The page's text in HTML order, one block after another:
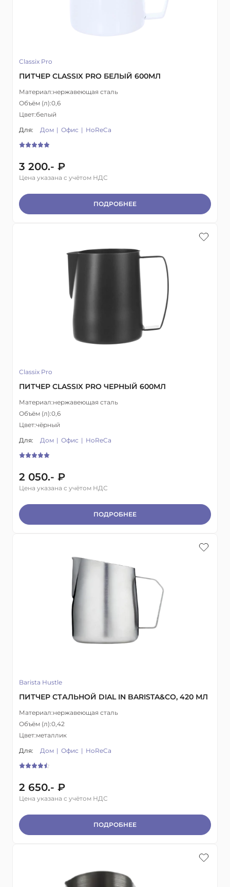
Classix Pro
ПИТЧЕР CLASSIX PRO БЕЛЫЙ 600МЛ
Материал:нержавеющая сталь
Объём (л):0,6
Цвет:белый
Для:
Дом Офис HoReCa
3 200.- ₽
Цена указана с учётом НДС
ПОДРОБНЕЕ
Classix Pro
ПИТЧЕР CLASSIX PRO ЧЕРНЫЙ 600МЛ
Материал:нержавеющая сталь
Объём (л):0,6
Цвет:чёрный
Для:
Дом Офис HoReCa
2 050.- ₽
Цена указана с учётом НДС
ПОДРОБНЕЕ
Barista Hustle
ПИТЧЕР СТАЛЬНОЙ DIAL IN BARISTA&CO, 420 МЛ
Материал:нержавеющая сталь
Объём (л):0,42
Цвет:металлик
Для:
Дом Офис HoReCa
2 650.- ₽
Цена указана с учётом НДС
ПОДРОБНЕЕ